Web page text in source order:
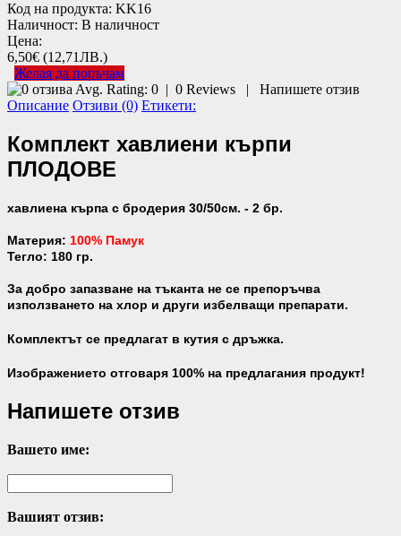
Код на продукта: KK16
Наличност: В наличност
Цена:
6,50€ (12,71ЛВ.)
Желая да поръчам
Avg. Rating: 0 | 0 Reviews | Напишете отзив
Описание Отзиви (0) Етикети:
Комплект хавлиени кърпи
ПЛОДОВЕ
хавлиена кърпа с бродерия 30/50см. - 2 бр.
Материя: 100% Памук
Тегло: 180 гр.
За добро запазване на тъканта не се препоръчва
използването на хлор и други избелващи препарати.
Комплектът се предлагат в кутия с дръжка.
Изображението отговаря 100% на предлагания продукт!
Напишете отзив
Вашето име:
Вашият отзив: